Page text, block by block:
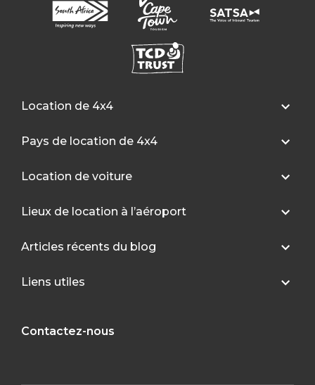
Location de 4x4
Pays de location de 4x4
Location de voiture
Lieux de location à l’aéroport
Articles récents du blog
Liens utiles
Contactez-nous